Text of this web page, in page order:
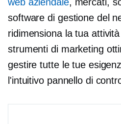
software di gestione del
ridimensiona la tua
strumenti di marketing
gestire tutte le tue
l'intuitivo pannello di